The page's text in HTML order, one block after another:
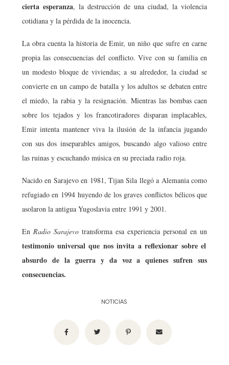
cierta esperanza, la destrucción de una ciudad, la violencia
cotidiana y la pérdida de la inocencia.
La obra cuenta la historia de Emir, un niño que sufre en carne
propia las consecuencias del conflicto. Vive con su familia en
un modesto bloque de viviendas; a su alrededor, la ciudad se
convierte en un campo de batalla y los adultos se debaten entre
el miedo, la rabia y la resignación. Mientras las bombas caen
sobre los tejados y los francotiradores disparan implacables,
Emir intenta mantener viva la ilusión de la infancia jugando
con sus dos inseparables amigos, buscando algo valioso entre
las ruinas y escuchando música en su preciada radio roja.
Nacido en Sarajevo en 1981, Tijan Sila llegó a Alemania como
refugiado en 1994 huyendo de los graves conflictos bélicos que
asolaron la antigua Yugoslavia entre 1991 y 2001.
En Radio Sarajevotransforma esa experiencia personal en un
testimonio universal que nos invita a reflexionar sobre el
absurdo de la guerra y da voz a quienes sufren sus
consecuencias.
NOTICIAS